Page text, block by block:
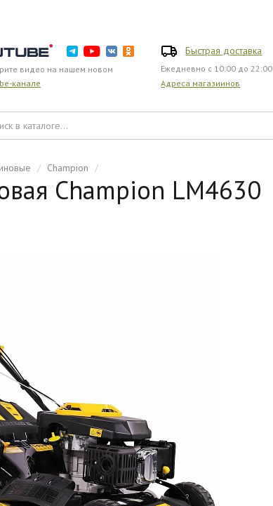
видео на нашем новом
канале
Быстрая доставка
Ежедневно с 10:00 до 22:00
Адреса магазиинов
/ Champion /
Champion LM4630